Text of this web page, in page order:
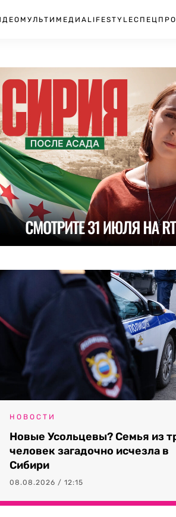
МУЛЬТИМЕДИА LIFESTYLE
НОВОСТИ
Новые Усольцевы? Семья из
человек загадочно исчезла в
Сибири
08.08.2026 / 12:15